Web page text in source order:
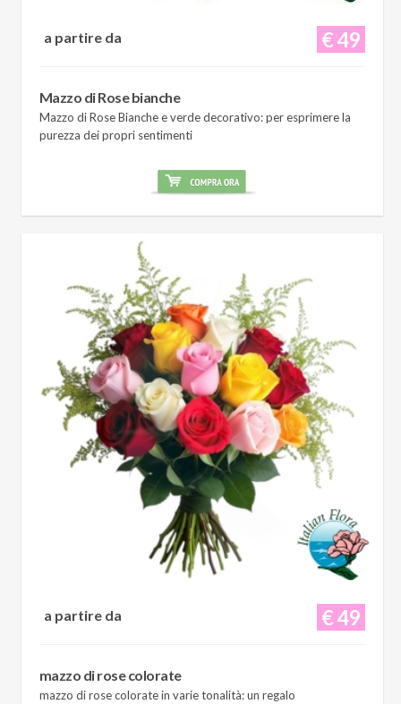
€ 49
a partire da
Mazzo di Rose bianche
Mazzo di Rose Bianche e verde decorativo: per esprimere la
purezza dei propri sentimenti
€ 49
a partire da
mazzo di rose colorate
mazzo di rose colorate in varie tonalità: un regalo